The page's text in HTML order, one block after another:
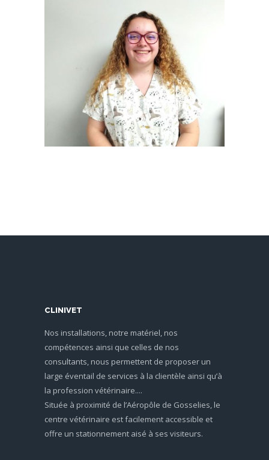
CLINIVET
Nos installations, notre matériel, nos
compétences ainsi que celles de nos
consultants, nous permettent de proposer un
large éventail de services à la clientèle ainsi qu’à
la profession vétérinaire....
Située à proximité de l’Aéropôle de Gosselies, le
centre vétérinaire est facilement accessible et
offre un stationnement aisé à ses visiteurs.